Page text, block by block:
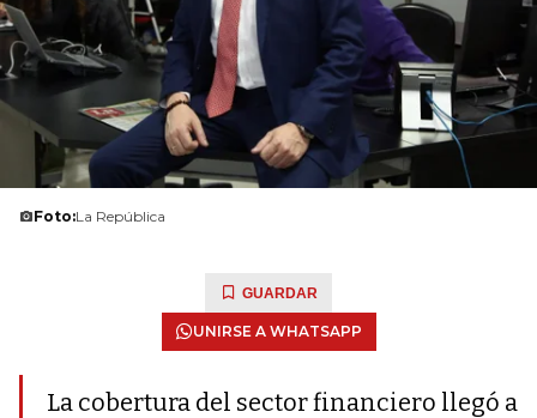
Foto:La República
GUARDAR
UNIRSE A WHATSAPP
La cobertura del sector financiero llegó a